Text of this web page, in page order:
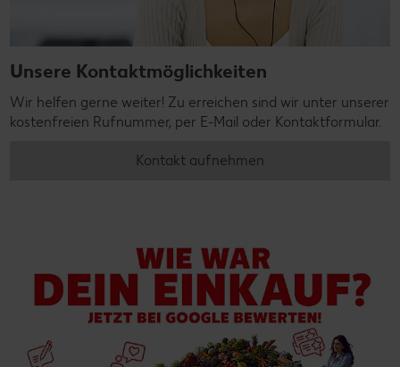
Unsere Kontaktmöglichkeiten
Wir helfen gerne weiter! Zu erreichen sind wir unter unserer
kostenfreien Rufnummer, per E-Mail oder Kontaktformular.
Kontakt aufnehmen